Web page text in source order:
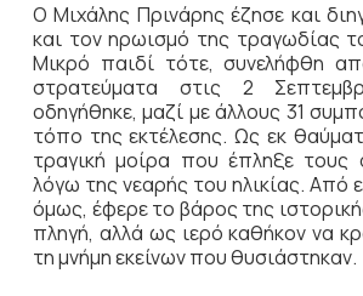
Ο Μιχάλης Πρινάρης έζησε και
και τον ηρωισμό της τραγωδίας
Μικρό παιδί τότε, συνελήφθη
στρατεύματα στις 2
οδηγήθηκε, μαζί με άλλους 31
τόπο της εκτέλεσης. Ως εκ
τραγική μοίρα που έπληξε τους
λόγω της νεαρής του ηλικίας. Από
όμως, έφερε το βάρος της
πληγή, αλλά ως ιερό καθήκον να
τη μνήμη εκείνων που θυσιάστηκαν.